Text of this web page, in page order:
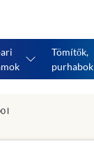
Tömítők,
purhabok
l